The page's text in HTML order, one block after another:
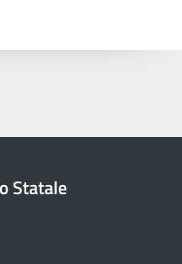
Statale